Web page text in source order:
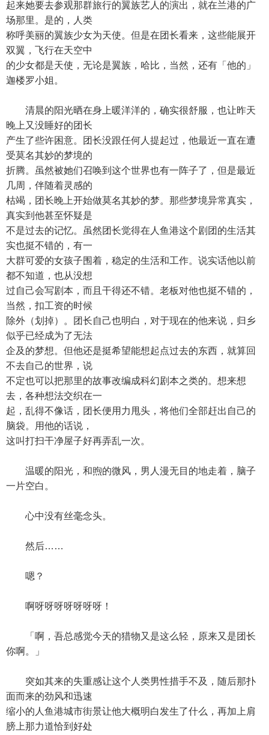
起来她要去参观那群旅行的翼族艺人的演出，就在兰港的广
场那里。是的，人类
称呼美丽的翼族少女为天使。但是在团长看来，这些能展开
双翼，飞行在天空中
的少女都是天使，无论是翼族，哈比，当然，还有「他的」
迦楼罗小姐。
清晨的阳光晒在身上暖洋洋的，确实很舒服，也让昨天
晚上又没睡好的团长
产生了些许困意。团长没跟任何人提起过，他最近一直在遭
受莫名其妙的梦境的
折腾。虽然被她们召唤到这个世界也有一阵子了，但是最近
几周，伴随着灵感的
枯竭，团长晚上开始做莫名其妙的梦。那些梦境异常真实，
真实到他甚至怀疑是
不是过去的记忆。虽然团长觉得在人鱼港这个剧团的生活其
实也挺不错的，有一
大群可爱的女孩子围着，稳定的生活和工作。说实话他以前
都不知道，也从没想
过自己会写剧本，而且干得还不错。老板对他也挺不错的，
当然，扣工资的时候
除外（划掉）。团长自己也明白，对于现在的他来说，归乡
似乎已经成为了无法
企及的梦想。但他还是挺希望能想起点过去的东西，就算回
不去自己的世界，说
不定也可以把那里的故事改编成科幻剧本之类的。想来想
去，各种想法交织在一
起，乱得不像话，团长便用力甩头，将他们全部赶出自己的
脑袋。用他的话说，
这叫打扫干净屋子好再弄乱一次。
温暖的阳光，和煦的微风，男人漫无目的地走着，脑子
一片空白。
心中没有丝毫念头。
然后……
嗯？
啊呀呀呀呀呀呀呀！
「啊，吾总感觉今天的猎物又是这么轻，原来又是团长
你啊。」
突如其来的失重感让这个人类男性措手不及，随后那扑
面而来的劲风和迅速
缩小的人鱼港城市街景让他大概明白发生了什么，再加上肩
膀上那力道恰到好处